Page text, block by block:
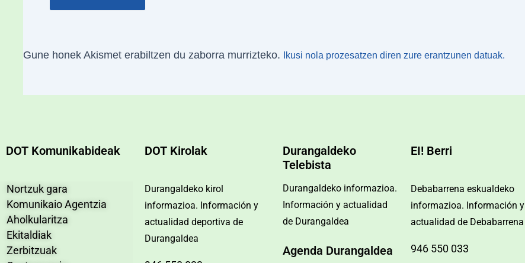
Gune honek Akismet erabiltzen du zaborra murrizteko. Ikusi nola prozesatzen diren zure erantzunen datuak.
DOT Komunikabideak
Nortzuk gara
Komunikaio Agentzia
Aholkularitza
Ekitaldiak
Zerbitzuak
DOT Kirolak
Durangaldeko kirol
informazioa. Información y
actualidad deportiva de
Durangaldea
Durangaldeko
Telebista
Durangaldeko informazioa.
Información y actualidad
de Durangaldea
Agenda Durangaldea
EI! Berri
Debabarrena eskualdeko
informazioa. Información y
actualidad de Debabarrena
946 550 033